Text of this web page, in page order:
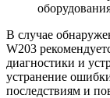
В случае
W203
диагностики и
устранение
последствиям и